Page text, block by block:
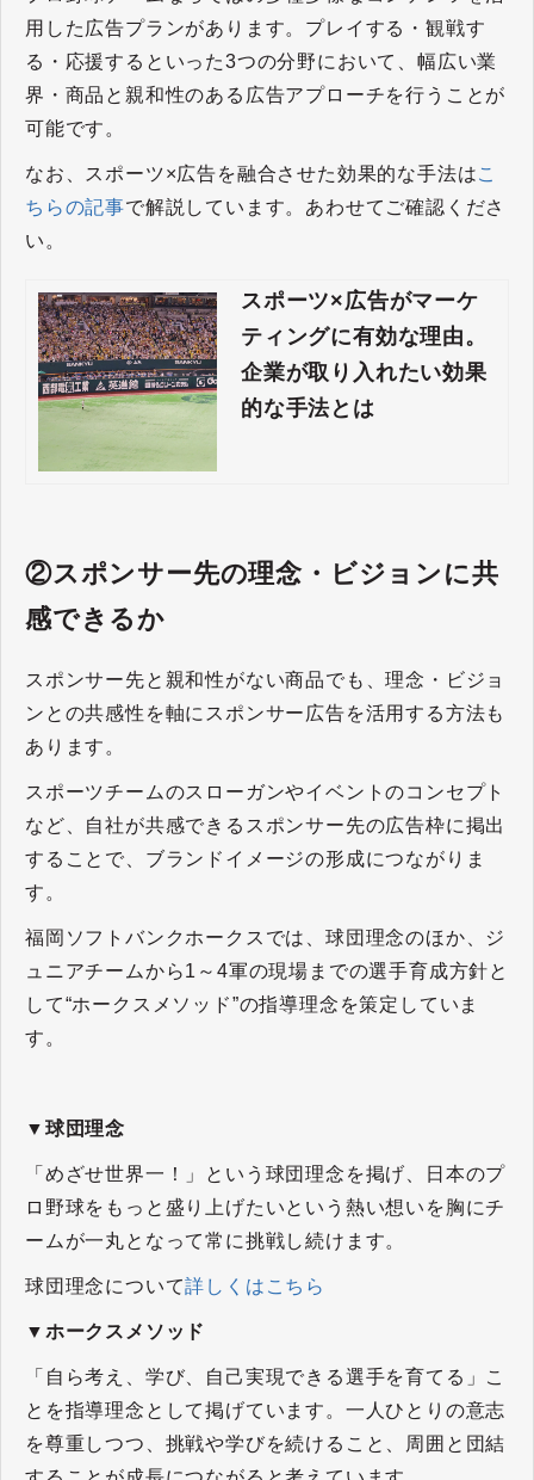
用した広告プランがあります。プレイする・観戦す
る・応援するといった3つの分野において、幅広い業
界・商品と親和性のある広告アプローチを行うことが
可能です。
なお、スポーツ×広告を融合させた効果的な手法はこ
ちらの記事で解説しています。あわせてご確認くださ
い。
スポーツ×広告がマーケ
ティングに有効な理由。
企業が取り入れたい効果
的な手法とは
②スポンサー先の理念・ビジョンに共
感できるか
スポンサー先と親和性がない商品でも、理念・ビジョ
ンとの共感性を軸にスポンサー広告を活用する方法も
あります。
スポーツチームのスローガンやイベントのコンセプト
など、自社が共感できるスポンサー先の広告枠に掲出
することで、ブランドイメージの形成につながりま
す。
福岡ソフトバンクホークスでは、球団理念のほか、ジ
ュニアチームから1～4軍の現場までの選手育成方針と
して“ホークスメソッド”の指導理念を策定していま
す。
▼球団理念
「めざせ世界一！」という球団理念を掲げ、日本のプ
ロ野球をもっと盛り上げたいという熱い想いを胸にチ
ームが一丸となって常に挑戦し続けます。
球団理念について詳しくはこちら
▼ホークスメソッド
「自ら考え、学び、自己実現できる選手を育てる」こ
とを指導理念として掲げています。一人ひとりの意志
を尊重しつつ、挑戦や学びを続けること、周囲と団結